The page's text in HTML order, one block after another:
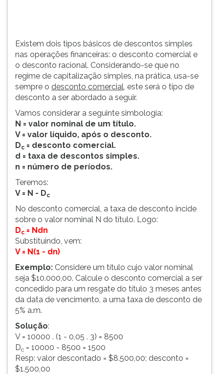
Para
pausar
leitura
pressione
(primeira
tecla
esquerda
continuar
(primeira
tecla
direita
Para
principal
pressione
tecla
Existem dois tipos básicos de descontos simples
nas operações financeiras: o desconto comercial e
o desconto racional. Considerando-se que no
regime de capitalização simples, na prática, usa-se
sempre o desconto comercial, este será o tipo de
desconto a ser abordado a seguir.
Vamos considerar a seguinte simbologia:
N = valor nominal de um título.
V = valor líquido, após o desconto.
Dc = desconto comercial.
d = taxa de descontos simples.
n = número de períodos.
Teremos:
V = N - Dc
No desconto comercial, a taxa de desconto incide
sobre o valor nominal N do título. Logo:
Dc = Ndn
Substituindo, vem:
V = N(1 - dn)
Exemplo: Considere um título cujo valor nominal
seja $10.000,00. Calcule o desconto comercial a ser
concedido para um resgate do título 3 meses antes
da data de vencimento, a uma taxa de desconto de
5% a.m.
Solução:
V = 10000 . (1 - 0,05 . 3) = 8500
Dc = 10000 - 8500 = 1500
Resp: valor descontado = $8.500,00; desconto =
$1.500,00